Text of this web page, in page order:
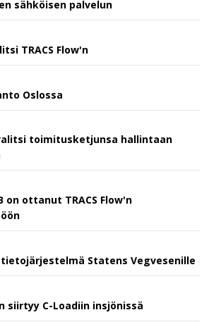
sähköisen palvelun
TRACS Flow'n
Oslossa
toimitusketjunsa hallintaan
on ottanut TRACS Flow'n
Statens Vegvesenille
siirtyy C-Loadiin insjönissä